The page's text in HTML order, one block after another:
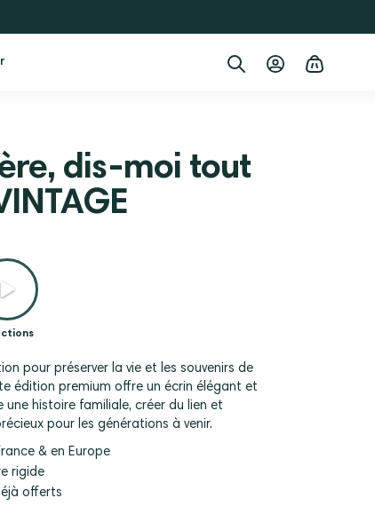
Connexion Panier
dis-moi tout
pour préserver la vie et les souvenirs de
édition premium offre un écrin élégant et
histoire familiale, créer du lien et
pour les générations à venir.
& en Europe
rigide
offerts